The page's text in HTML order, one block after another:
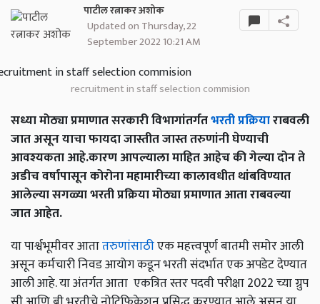
पाटील रत्नाकर अशोक
Updated on Thursday, 22
September 2022 10:21 AM
recruitment in staff selection commision
सध्या मोठ्या प्रमाणात सरकारी विभागांतर्गतभरती प्रक्रियाराबवली
जात असून याचा फायदा जास्तीत जास्त तरुणांनी घेण्याची
आवश्यकता आहे.कारण आपल्याला माहित आहेच की गेल्या दोन ते
अडीच वर्षापासून कोरोना महामारीच्या कालावधीत थांबविण्यात
आलेल्या सगळ्या भरती प्रक्रिया मोठ्या प्रमाणात आता राबवल्या
जात आहेत.
या पार्श्वभूमीवर आतातरुणांसाठीएक महत्त्वपूर्ण बातमी समोर आली
असून कर्मचारी निवड आयोग कडून भरती संदर्भात एक अपडेट देण्यात
आली आहे. या अंतर्गत आता एकत्रित स्तर पदवी परीक्षा 2022 च्या ग्रुप